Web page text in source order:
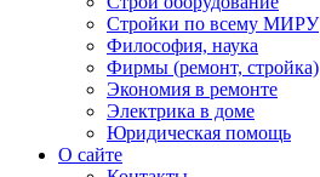
Стройки по всему МИРУ
Философия, наука
Фирмы (ремонт, стройка)
Экономия в ремонте
Электрика в доме
Юридическая помощь
О сайте